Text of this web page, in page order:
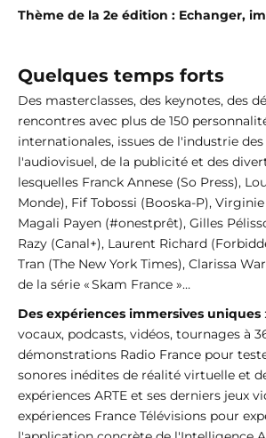
Thème de la 2e édition : Echanger,
Quelques temps forts
Des masterclasses, des keynotes, des
rencontres avec plus de 150
internationales, issues de l'industrie
l'audiovisuel, de la publicité et des
lesquelles Franck Annese (So Press),
Monde), Fif Tobossi (Booska-P),
Magali Payen (#onestprêt), Gilles
Razy (Canal+), Laurent Richard
Tran (The New York Times), Clarissa
de la série « Skam France »…
Des expériences immersives uniques
vocaux, podcasts, vidéos, tournages à
démonstrations Radio France pour
sonores inédites de réalité virtuelle et
expériences ARTE et ses derniers jeux
expériences France Télévisions pour